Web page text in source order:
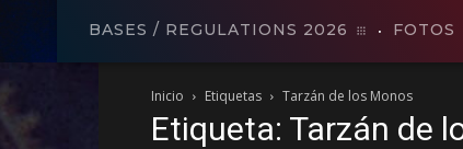
BASES / REGULATIONS 2026 FOTOS
Inicio Etiquetas Tarzán de los Monos
Etiqueta: Tarzán de